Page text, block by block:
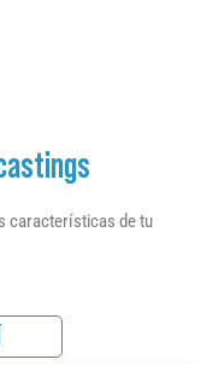
características de tu